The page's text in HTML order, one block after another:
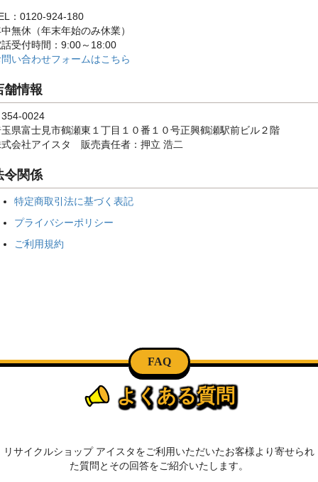
：0120-924-180
無休（年末年始のみ休業）
受付時間：9:00～18:00
い合わせフォームはこちら
舗情報
0024
県富士見市鶴瀬東１丁目１０番１０号正興鶴瀬駅前ビル２階
会社アイスタ 販売責任者：押立 浩二
令関係
特定商取引法に基づく表記
プライバシーポリシー
ご利用規約
FAQ
よくある質問
リサイクルショップ アイスタをご利用いただいたお客様より寄せられ
た質問とその回答をご紹介いたします。